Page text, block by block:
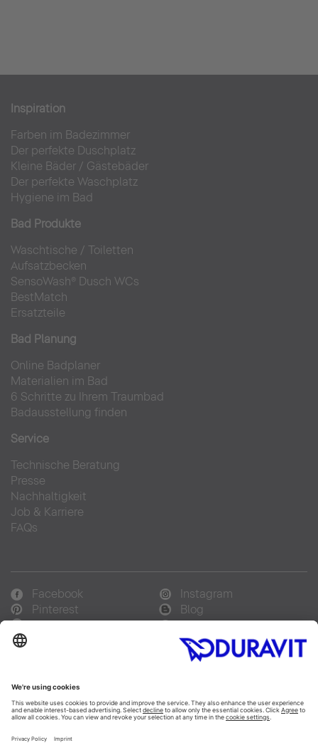
Inspiration
Farben im Badezimmer
Der perfekte Duschplatz
Kleine Bäder / Gästebäder
Der perfekte Waschplatz
Hygiene im Bad
Bad Produkte
Waschtische / Toiletten
Aufsatzbecken
SensoWash® Dusch WCs
BestMatch
Ersatzteile
Bad Planung
Online Badplaner
Materialien im Bad
6 Schritte zu Ihrem Traumbad
Badausstellung finden
Service
Technische Beratung
Presse
Nachhaltigkeit
Job & Karriere
FAQs
Facebook
Instagram
Pinterest
Blog
Linked In
YouTube
Sprachauswahl:
Français